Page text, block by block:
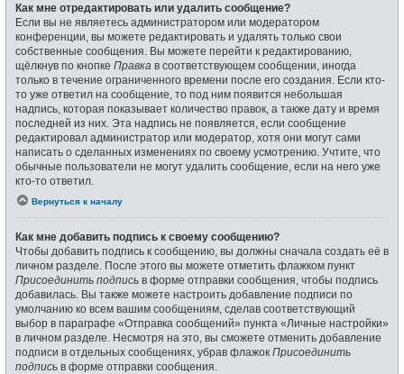
Как мне отредактировать или удалить сообщение?
Если вы не являетесь администратором или модератором
конференции, вы можете редактировать и удалять только свои
собственные сообщения. Вы можете перейти к редактированию,
щёлкнув по кнопке Правка в соответствующем сообщении, иногда
только в течение ограниченного времени после его создания. Если кто-
то уже ответил на сообщение, то под ним появится небольшая
надпись, которая показывает количество правок, а также дату и время
последней из них. Эта надпись не появляется, если сообщение
редактировал администратор или модератор, хотя они могут сами
написать о сделанных изменениях по своему усмотрению. Учтите, что
обычные пользователи не могут удалить сообщение, если на него уже
кто-то ответил.
Вернуться к началу
Как мне добавить подпись к своему сообщению?
Чтобы добавить подпись к сообщению, вы должны сначала создать её в
личном разделе. После этого вы можете отметить флажком пункт
Присоединить подпись в форме отправки сообщения, чтобы подпись
добавилась. Вы также можете настроить добавление подписи по
умолчанию ко всем вашим сообщениям, сделав соответствующий
выбор в параграфе «Отправка сообщений» пункта «Личные настройки»
в личном разделе. Несмотря на это, вы сможете отменить добавление
подписи в отдельных сообщениях, убрав флажок Присоединить
подпись в форме отправки сообщения.